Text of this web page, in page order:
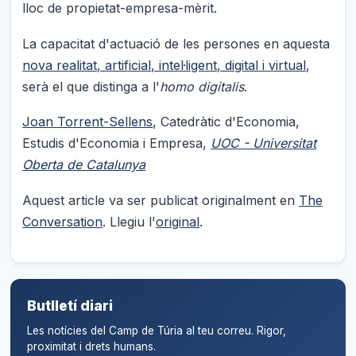
lloc de propietat-empresa-mèrit.
La capacitat d'actuació de les persones en aquesta
nova realitat, artificial, intel·ligent, digital i virtual,
serà el que distinga a l'homo digitalis.
Joan Torrent-Sellens, Catedràtic d'Economia,
Estudis d'Economia i Empresa, UOC - Universitat
Oberta de Catalunya
Aquest article va ser publicat originalment en The
Conversation. Llegiu l'original.
Butlletí diari
Les notícies del Camp de Túria al teu correu. Rigor,
proximitat i drets humans.